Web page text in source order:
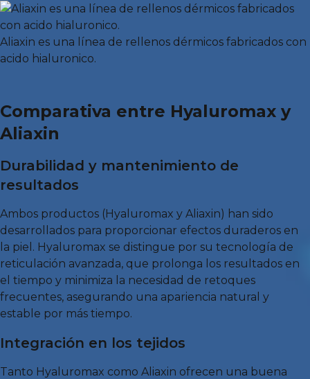
Aliaxin es una línea de rellenos dérmicos fabricados con
acido hialuronico.
Comparativa entre Hyaluromax y
Aliaxin
Durabilidad y mantenimiento de
resultados
Ambos productos (Hyaluromax y Aliaxin) han sido
desarrollados para proporcionar efectos duraderos en
la piel. Hyaluromax se distingue por su tecnología de
reticulación avanzada, que prolonga los resultados en
el tiempo y minimiza la necesidad de retoques
frecuentes, asegurando una apariencia natural y
estable por más tiempo.
Integración en los tejidos
Tanto Hyaluromax como Aliaxin ofrecen una buena